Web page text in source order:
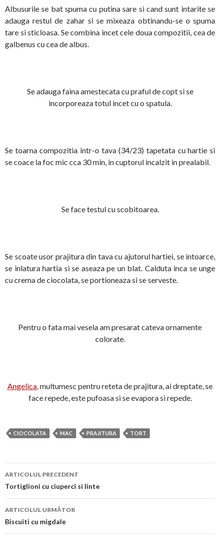
Albusurile se bat spuma cu putina sare si cand sunt intarite se
adauga restul de zahar si se mixeaza obtinandu-se o spuma
tare si sticloasa. Se combina incet cele doua compozitii, cea de
galbenus cu cea de albus.
Se adauga faina amestecata cu praful de copt si se
incorporeaza totul incet cu o spatula.
Se toarna compozitia intr-o tava (34/23) tapetata cu hartie si
se coace la foc mic cca 30 min, in cuptorul incalzit in prealabil.
Se face testul cu scobitoarea.
Se scoate usor prajitura din tava cu ajutorul hartiei, se intoarce,
se inlatura hartia si se aseaza pe un blat. Calduta inca se unge
cu crema de ciocolata, se portioneaza si se serveste.
Pentru o fata mai vesela am presarat cateva ornamente
colorate.
Angelica, multumesc pentru reteta de prajitura, ai dreptate, se
face repede, este pufoasa si se evapora si repede.
CIOCOLATA MAC PRAJITURA TORT
Navigare
în
articol
ARTICOLUL PRECEDENT
Tortiglioni cu ciuperci si linte
ARTICOLUL URMĂTOR
Biscuiti cu migdale